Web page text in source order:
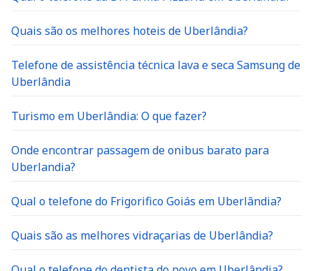
Quais são os melhores hoteis de Uberlândia?
Telefone de assistência técnica lava e seca Samsung de
Uberlândia
Turismo em Uberlândia: O que fazer?
Onde encontrar passagem de onibus barato para
Uberlandia?
Qual o telefone do Frigorifico Goiás em Uberlândia?
Quais são as melhores vidraçarias de Uberlândia?
Qual o telefone do dentista do povo em Uberlândia?